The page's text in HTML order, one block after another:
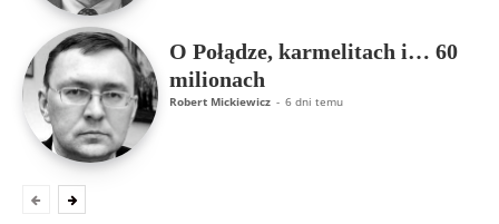
O Połądze, karmelitach i… 60
milionach
Robert Mickiewicz - 6 dni temu